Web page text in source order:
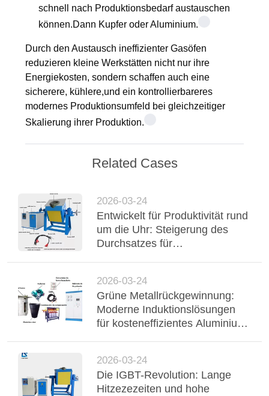
schnell nach Produktionsbedarf austauschen
können.Dann Kupfer oder Aluminium.
Durch den Austausch ineffizienter Gasöfen
reduzieren kleine Werkstätten nicht nur ihre
Energiekosten, sondern schaffen auch eine
sicherere, kühlere,und ein kontrollierbareres
modernes Produktionsumfeld bei gleichzeitiger
Skalierung ihrer Produktion.
Related Cases
2026-03-24
Entwickelt für Produktivität rund
um die Uhr: Steigerung des
Durchsatzes für
Auslastung
2026-03-24
Grüne Metallrückgewinnung:
Moderne Induktionslösungen
für kosteneffizientes Aluminium-
2026-03-24
Die IGBT-Revolution: Lange
Hitzezezeiten und hohe